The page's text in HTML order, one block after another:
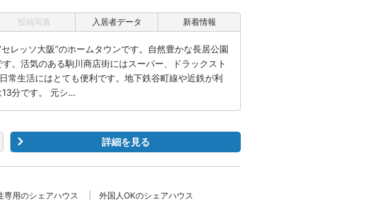
レッソ大阪”のホームタウンです。自然豊かな長居公園
。活気のある駒川商店街にはスーパー、ドラックスト
常生活にはとても便利です。地下鉄谷町線や近鉄が利
13分です。 元シ…
投稿写真 入居者データ 新着情報
詳細を見る
専用のシェアハウス
外国人OKのシェアハウス